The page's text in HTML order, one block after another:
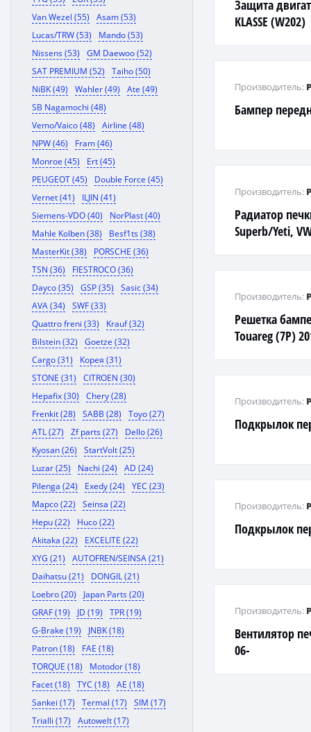
Van Wezel (55)
Asam (53)
Lucas/TRW (53)
Mando (53)
Nissens (53)
GM Daewoo (52)
SAT PREMIUM (52)
Taiho (50)
NiBK (49)
Wahler (49)
Ate (49)
SB Nagamochi (48)
Vemo/Vaico (48)
Airline (48)
NPW (46)
Fram (46)
Monroe (45)
Ert (45)
PEUGEOT (45)
Double Force (45)
Vernet (41)
ILJIN (41)
Siemens-VDO (40)
NorPlast (40)
Mahle Kolben (38)
Besf1ts (38)
MasterKit (38)
PORSCHE (36)
TSN (36)
FIESTROCO (36)
Dayco (35)
GSP (35)
Sasic (34)
AVA (34)
SWF (33)
Quattro freni (33)
Krauf (32)
Bilstein (32)
Goetze (32)
Cargo (31)
Корея (31)
STONE (31)
CITROEN (30)
Hepafix (30)
Chery (28)
Frenkit (28)
SABB (28)
Toyo (27)
ATL (27)
Zf parts (27)
Dello (26)
Kyosan (26)
StartVolt (25)
Luzar (25)
Nachi (24)
AD (24)
Pilenga (24)
Exedy (24)
YEC (23)
Mapco (22)
Seinsa (22)
Hepu (22)
Huco (22)
Akitaka (22)
EXCELITE (22)
XYG (21)
AUTOFREN/SEINSA (21)
Daihatsu (21)
DONGIL (21)
Loebro (20)
Japan Parts (20)
GRAF (19)
JD (19)
TPR (19)
G-Brake (19)
JNBK (18)
Patron (18)
FAE (18)
TORQUE (18)
Motodor (18)
Facet (18)
TYC (18)
AE (18)
Sankei (17)
Termal (17)
SIM (17)
Trialli (17)
Autowelt (17)
Защита
KLASSE (W202)
Бампер
Производитель:
Радиатор
Superb/Yeti,
Производитель:
Решетка
Touareg (7P)
Производитель:
Подкрылок
Производитель:
Подкрылок
Производитель:
Вентилятор
06-
Производитель: